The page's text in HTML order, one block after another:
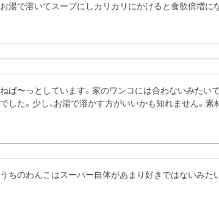
お湯で溶いてスープにしカリカリにかけると食欲倍増に
ねば〜っとしています。家のワンコには合わないみたい
でした。少し、お湯で溶かす方がいいかも知れません。素
うちのわんこはスーパー自体があまり好きではないみた